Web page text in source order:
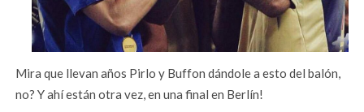
Mira que llevan años Pirlo y Buffon dándole a esto del balón,
no? Y ahí están otra vez, en una final en Berlín!